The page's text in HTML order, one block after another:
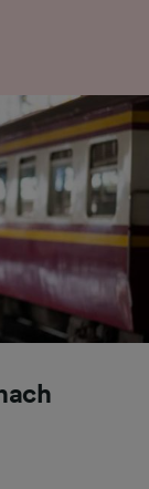
Messung
von